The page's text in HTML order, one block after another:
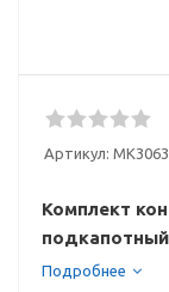
Артикул: МК3063
Комплект
Подробнее